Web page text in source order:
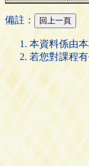
備註：
本資料係由
若您對課程